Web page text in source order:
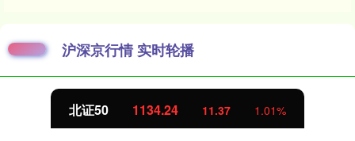
沪深京行情 实时轮播
北证50 1134.24 11.37 1.01%